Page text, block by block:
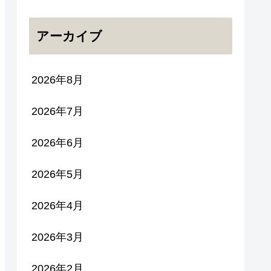
アーカイブ
2026年8月
2026年7月
2026年6月
2026年5月
2026年4月
2026年3月